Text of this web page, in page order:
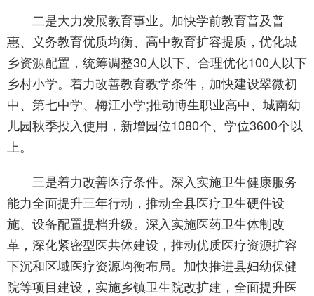
二是大力发展教育事业。加快学前教育普及普
惠、义务教育优质均衡、高中教育扩容提质，优化城
乡资源配置，统筹调整30人以下、合理优化100人以下
乡村小学。着力改善教育教学条件，加快建设翠微初
中、第七中学、梅江小学;推动博生职业高中、城南幼
儿园秋季投入使用，新增园位1080个、学位3600个以
上。
三是着力改善医疗条件。深入实施卫生健康服务
能力全面提升三年行动，推动全县医疗卫生硬件设
施、设备配置提档升级。深入实施医药卫生体制改
革，深化紧密型医共体建设，推动优质医疗资源扩容
下沉和区域医疗资源均衡布局。加快推进县妇幼保健
院等项目建设，实施乡镇卫生院改扩建，全面提升医